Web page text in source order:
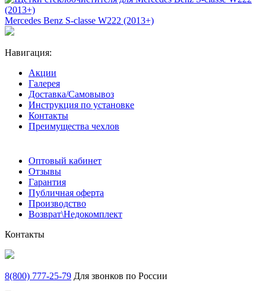
Mercedes Benz S-classe W222 (2013+)
Навигация:
Акции
Галерея
Доставка/Самовывоз
Инструкция по установке
Контакты
Преимущества чехлов
Оптовый кабинет
Отзывы
Гарантия
Публичная оферта
Производство
Возврат\Недокомплект
Контакты
8(800) 777-25-79 Для звонков по России